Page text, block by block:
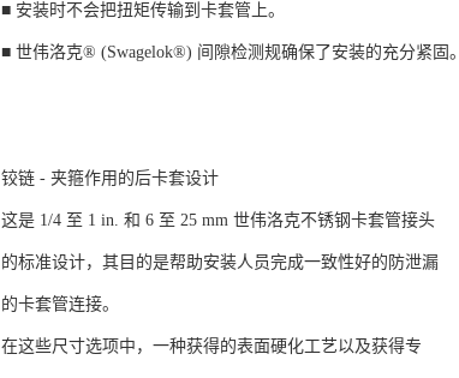
■ 安装时不会把扭矩传输到卡套管上。
■ 世伟洛克® (Swagelok®) 间隙检测规确保了安装的充分紧固。
铰链 - 夹箍作用的后卡套设计
这是 1/4 至 1 in. 和 6 至 25 mm 世伟洛克不锈钢卡套管接头
的标准设计，其目的是帮助安装人员完成一致性好的防泄漏
的卡套管连接。
在这些尺寸选项中，一种获得的表面硬化工艺以及获得专